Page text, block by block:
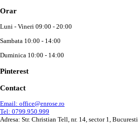
Orar
Luni - Vineri 09:00 - 20:00
Sambata 10:00 - 14:00
Duminica 10:00 - 14:00
Pinterest
Contact
Email: office@enrose.ro
Tel: 0799.950.999
Adresa: Str. Christian Tell, nr. 14, sector 1, Bucuresti